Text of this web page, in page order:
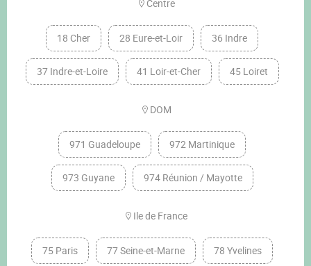
Centre
18 Cher 28 Eure-et-Loir 36 Indre
37 Indre-et-Loire 41 Loir-et-Cher 45 Loiret
DOM
971 Guadeloupe 972 Martinique
973 Guyane 974 Réunion / Mayotte
Ile de France
75 Paris 77 Seine-et-Marne 78 Yvelines